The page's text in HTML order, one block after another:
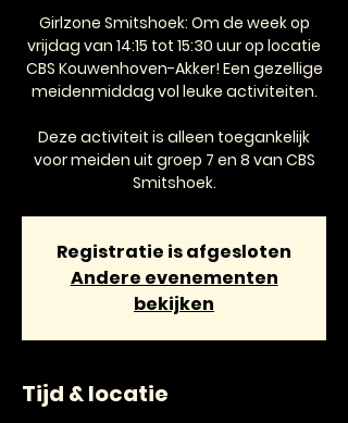
Girlzone Smitshoek: Om de week op
vrijdag van 14:15 tot 15:30 uur op locatie
CBS Kouwenhoven-Akker! Een gezellige
meidenmiddag vol leuke activiteiten.
Deze activiteit is alleen toegankelijk
voor meiden uit groep 7 en 8 van CBS
Smitshoek.
Registratie is afgesloten
Andere evenementen
bekijken
Tijd & locatie